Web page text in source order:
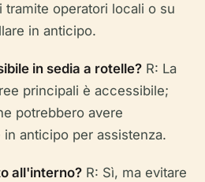
tramite operatori locali o su
in anticipo.
in sedia a rotelle? R: La
principali è accessibile;
potrebbero avere
anticipo per assistenza.
all'interno? R: Sì, ma evitare